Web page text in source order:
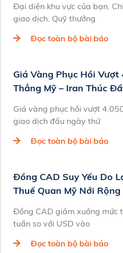
Đại diện khu vực của bạn.
giao dịch. Quỹ thưởng
Đọc toàn bộ bài báo
Giá Vàng Phục Hồi Vượt
Thẳng Mỹ – Iran Thúc
Giá vàng phục hồi vượt
giao dịch đầu ngày thứ
Đọc toàn bộ bài báo
Đồng CAD Suy Yếu Do
Thuế Quan Mỹ Nới
Đồng CAD giảm xuống mức
tuần so với USD vào
Đọc toàn bộ bài báo